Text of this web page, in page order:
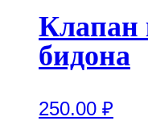
бидона
250.00 ₽